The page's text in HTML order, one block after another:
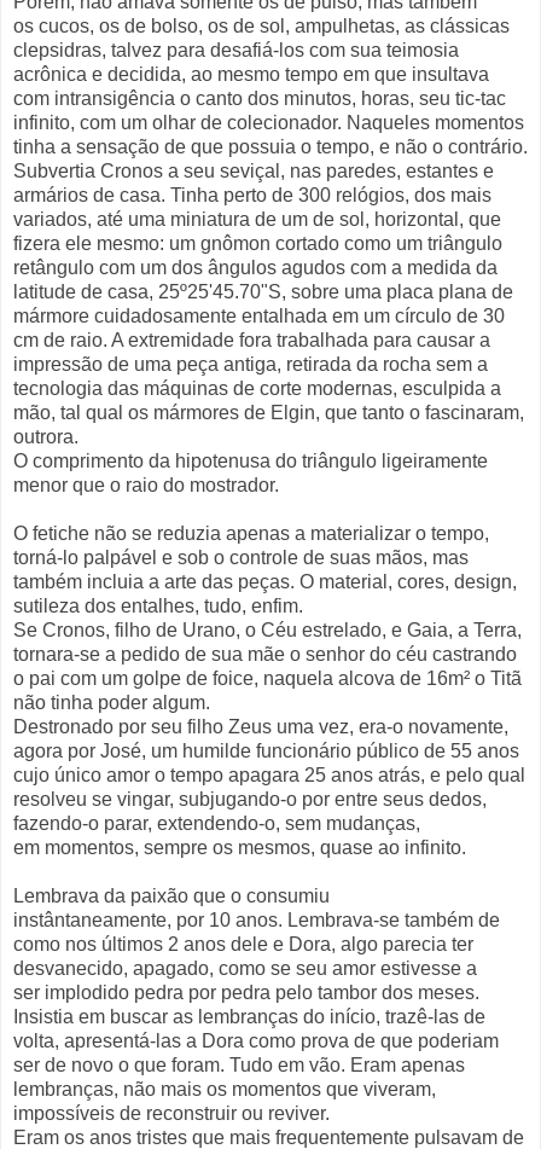
os cucos, os de bolso, os de sol, ampulhetas, as clássicas
clepsidras, talvez para desafiá-los com sua teimosia
acrônica e decidida, ao mesmo tempo em que insultava
com intransigência o canto dos minutos, horas, seu tic-tac
infinito, com um olhar de colecionador. Naqueles momentos
tinha a sensação de que possuia o tempo, e não o contrário.
Subvertia Cronos a seu seviçal, nas paredes, estantes e
armários de casa. Tinha perto de 300 relógios, dos mais
variados, até uma miniatura de um de sol, horizontal, que
fizera ele mesmo: um gnômon cortado como um triângulo
retângulo com um dos ângulos agudos com a medida da
latitude de casa, 25º25'45.70"S, sobre uma placa plana de
mármore cuidadosamente entalhada em um círculo de 30
cm de raio. A extremidade fora trabalhada para causar a
impressão de uma peça antiga, retirada da rocha sem a
tecnologia das máquinas de corte modernas, esculpida a
mão, tal qual os mármores de Elgin, que tanto o fascinaram,
outrora.
O comprimento da hipotenusa do triângulo ligeiramente
menor que o raio do mostrador.
O fetiche não se reduzia apenas a materializar o tempo,
torná-lo palpável e sob o controle de suas mãos, mas
também incluia a arte das peças. O material, cores, design,
sutileza dos entalhes, tudo, enfim.
Se Cronos, filho de Urano, o Céu estrelado, e Gaia, a Terra,
tornara-se a pedido de sua mãe o senhor do céu castrando
o pai com um golpe de foice, naquela alcova de 16m² o Titã
não tinha poder algum.
Destronado por seu filho Zeus uma vez, era-o novamente,
agora por José, um humilde funcionário público de 55 anos
cujo único amor o tempo apagara 25 anos atrás, e pelo qual
resolveu se vingar, subjugando-o por entre seus dedos,
fazendo-o parar, extendendo-o, sem mudanças,
em momentos, sempre os mesmos, quase ao infinito.
Lembrava da paixão que o consumiu
instântaneamente, por 10 anos. Lembrava-se também de
como nos últimos 2 anos dele e Dora, algo parecia ter
desvanecido, apagado, como se seu amor estivesse a
ser implodido pedra por pedra pelo tambor dos meses.
Insistia em buscar as lembranças do início, trazê-las de
volta, apresentá-las a Dora como prova de que poderiam
ser de novo o que foram. Tudo em vão. Eram apenas
lembranças, não mais os momentos que viveram,
impossíveis de reconstruir ou reviver.
Eram os anos tristes que mais frequentemente pulsavam de